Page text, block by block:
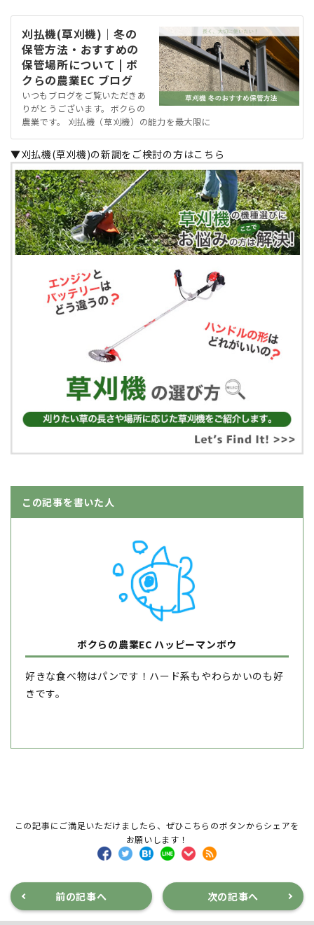
刈払機(草刈機)｜冬の
保管方法・おすすめの
保管場所について | ボ
クらの農業EC ブログ
いつもブログをご覧いただきあ
りがとうございます。ボクらの
農業です。 刈払機（草刈機）の能力を最大限に
▼刈払機(草刈機)の新調をご検討の方はこちら
この記事を書いた人
ボクらの農業EC ハッピーマンボウ
好きな食べ物はパンです！ハード系もやわらかいのも好
きです。
この記事にご満足いただけましたら、ぜひこちらのボタンからシェアを
お願いします！
前の記事へ 次の記事へ